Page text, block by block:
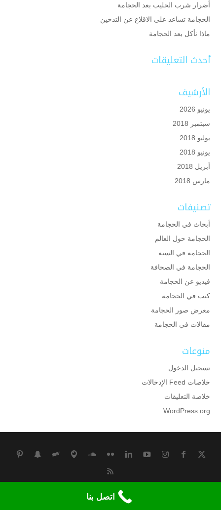
أضرار شرب الحليب بعد الحجامة
الحجامة تساعد على الاقلاع عن التدخين
ماذا نأكل بعد الحجامة
أحدث التعليقات
الأرشيف
يونيو 2026
سبتمبر 2018
يوليو 2018
يونيو 2018
أبريل 2018
مارس 2018
تصنيفات
أبحاث في الحجامة
الحجامة حول العالم
الحجامة في السنة
الحجامة في الصحافة
فيديو عن الحجامة
كتب في الحجامة
معرض صور الحجامة
مقالات في الحجامة
منوعات
تسجيل الدخول
خلاصات Feed الإدخالات
خلاصة التعليقات
WordPress.org
جميع الحقوق محفوظة لمركز وقاية للحجامة بالكويت
اتصل بنا